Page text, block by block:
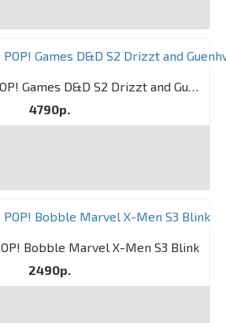
Фигурка Funko POP! Games D&D S2 Drizzt and Guenhwyvar 2PK
4790р.
Bobble Marvel X-Men S3 Blink
2490р.